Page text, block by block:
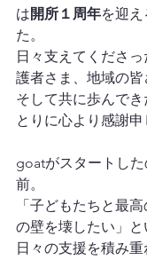
は開所１周年を迎
た。
日々支えてくださ
護者さま、地域の皆
そして共に歩んで
とりに心より感謝申
goatがスタートし
前。
「子どもたちと最
の壁を壊したい」と
日々の支援を積み重